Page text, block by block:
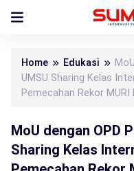
Home Edukasi
UMSU Sharing Kelas
Pemecahan Rekor MURI
MoU dengan OPD
Sharing Kelas